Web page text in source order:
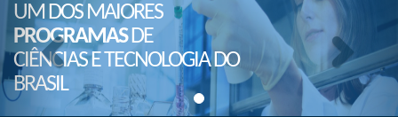
UM DOS MAIORES
PROGRAMASDE
CIÊNCIAS E TECNOLOGIA DO
BRASIL